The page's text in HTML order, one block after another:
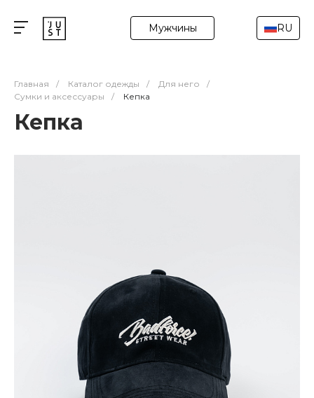
Мужчины RU
Главная / Каталог одежды / Для него
/
Сумки и аксессуары
/ Кепка
Кепка